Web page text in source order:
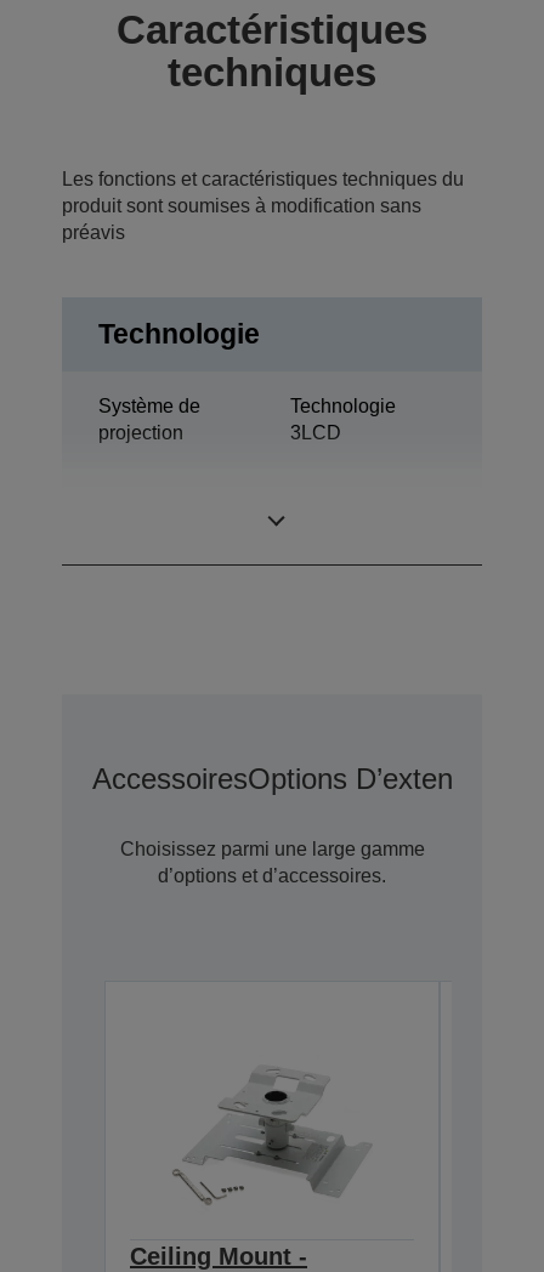
Caractéristiques
techniques
Les fonctions et caractéristiques techniques du
produit sont soumises à modification sans
préavis
Technologie
Système de
projection
Technologie
3LCD
AccessoiresOptions D’extension
Choisissez parmi une large gamme
d’options et d’accessoires.
Ceiling Mount -